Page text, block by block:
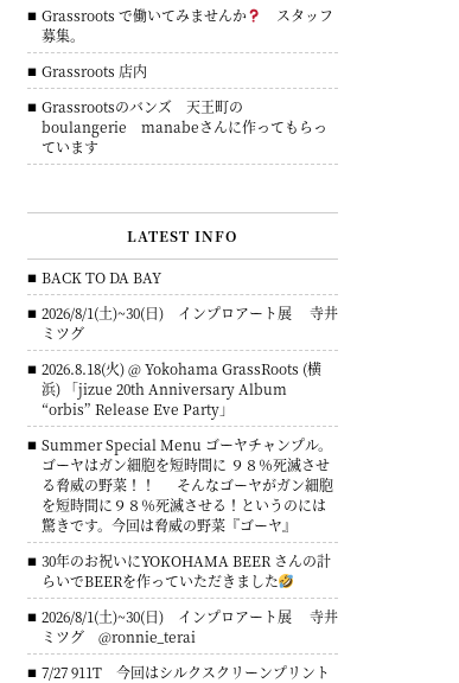
Grassroots で働いてみませんか
スタッフ
募集。
Grassroots 店内
Grassrootsのバンズ 天王町の
boulangerie manabeさんに作ってもらっ
ています
LATEST INFO
BACK TO DA BAY
2026/8/1(土)~30(日) インプロアート展 寺井
ミツグ
2026.8.18(火) @ Yokohama GrassRoots (横
浜) 「jizue 20th Anniversary Album
“orbis” Release Eve Party」
Summer Special Menu ゴーヤチャンプル。
ゴーヤはガン細胞を短時間に ９８％死滅させ
る脅威の野菜！！ そんなゴーヤがガン細胞
を短時間に９８％死滅させる！というのには
驚きです。今回は脅威の野菜『ゴーヤ』
30年のお祝いにYOKOHAMA BEER さんの計
らいでBEERを作っていただきました
2026/8/1(土)~30(日) インプロアート展 寺井
ミツグ @ronnie_terai
7/27 911T 今回はシルクスクリーンプリント